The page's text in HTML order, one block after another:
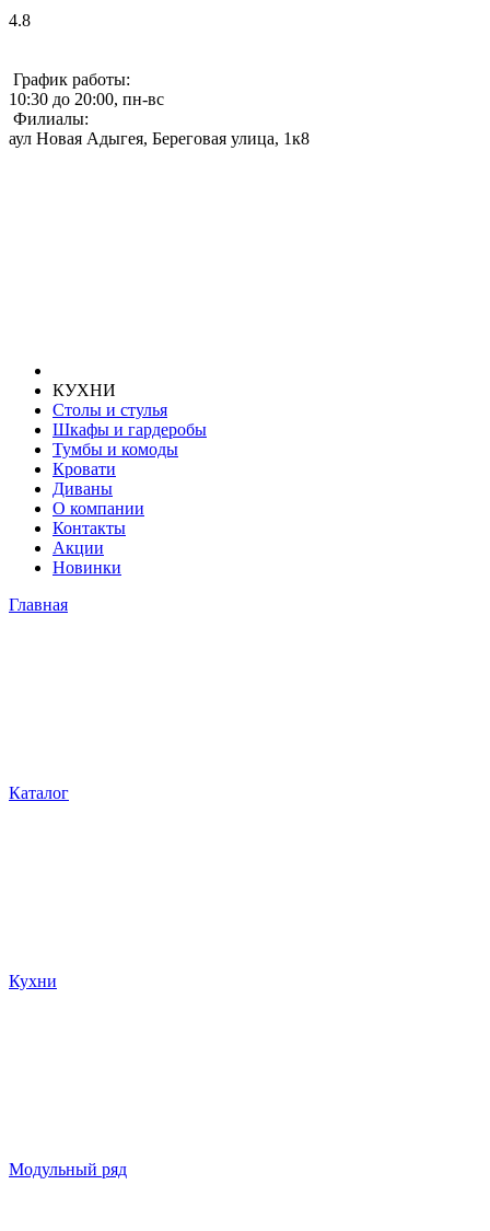
4.8
График работы:
10:30 до 20:00, пн-вс
Филиалы:
аул Новая Адыгея, Береговая улица, 1к8
КУХНИ
Столы и стулья
Шкафы и гардеробы
Тумбы и комоды
Кровати
Диваны
О компании
Контакты
Акции
Новинки
Главная
Каталог
Кухни
Модульный ряд